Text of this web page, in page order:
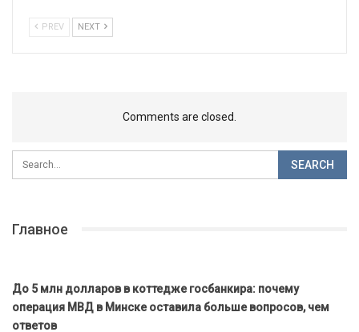
PREV NEXT
Comments are closed.
Главное
До 5 млн долларов в коттедже госбанкира: почему
операция МВД в Минске оставила больше вопросов, чем
ответов